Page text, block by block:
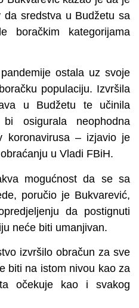
sredstva u Budžetu sa
boračkim kategorijama
ostala uz svoje
populaciju. Izvršila
u Budžetu te učinila
osigurala neophodna
koronavirusa – izjavio je
u Vladi FBiH.
mogućnost da se sa
poručio je Bukvarević,
da postignuti
neće biti umanjivan.
izvršilo obračun za sve
biti na istom nivou kao za
očekuje kao i svakog